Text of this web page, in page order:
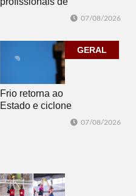
07/08/2026
GERAL
Frio retorna ao
Estado e ciclone
07/08/2026